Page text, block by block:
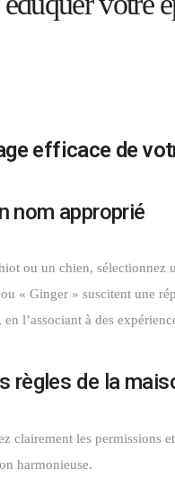
efficace de
nom approprié
ou un chien,
« Ginger » suscitent une
l’associant à des
règles de la
clairement les permissions
harmonieuse.